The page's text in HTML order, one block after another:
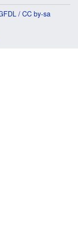
/ CC by-sa